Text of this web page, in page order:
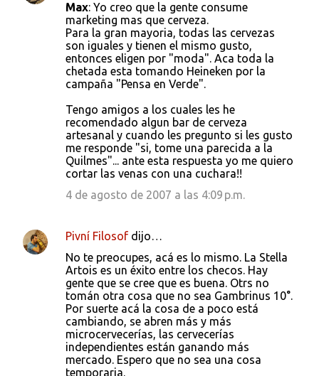
Max: Yo creo que la gente consume
marketing mas que cerveza.
Para la gran mayoria, todas las cervezas
son iguales y tienen el mismo gusto,
entonces eligen por "moda". Aca toda la
chetada esta tomando Heineken por la
campaña "Pensa en Verde".
Tengo amigos a los cuales les he
recomendado algun bar de cerveza
artesanal y cuando les pregunto si les gusto
me responde "si, tome una parecida a la
Quilmes"... ante esta respuesta yo me quiero
cortar las venas con una cuchara!!
4 de agosto de 2007 a las 4:09 p.m.
Pivní Filosof dijo…
No te preocupes, acá es lo mismo. La Stella
Artois es un éxito entre los checos. Hay
gente que se cree que es buena. Otrs no
tomán otra cosa que no sea Gambrinus 10°.
Por suerte acá la cosa de a poco está
cambiando, se abren más y más
microcervecerías, las cervecerías
independientes están ganando más
mercado. Espero que no sea una cosa
temporaria.